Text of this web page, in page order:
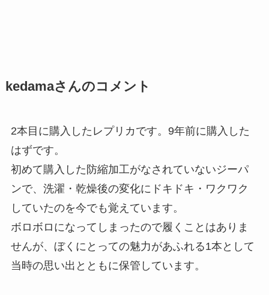
kedamaさんのコメント
2本目に購入したレプリカです。9年前に購入した
はずです。
初めて購入した防縮加工がなされていないジーパ
ンで、洗濯・乾燥後の変化にドキドキ・ワクワク
していたのを今でも覚えています。
ボロボロになってしまったので履くことはありま
せんが、ぼくにとっての魅力があふれる1本として
当時の思い出とともに保管しています。